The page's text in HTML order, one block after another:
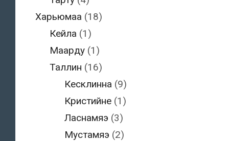
Харьюмаа (18)
Кейла (1)
Маарду (1)
Таллин (16)
Кесклинна (9)
Кристийне(1)
Ласнамяэ (3)
Мустамяэ (2)